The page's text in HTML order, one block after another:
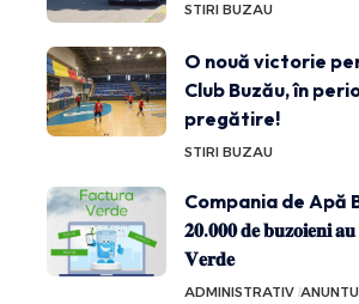
STIRI BUZAU
O nouă victorie
Club Buzău, în
pregătire!
STIRI BUZAU
Compania de Apă
𝟐𝟎.𝟎𝟎𝟎 𝐝𝐞 𝐛𝐮𝐳𝐨𝐢𝐞𝐧𝐢 𝐚𝐮
𝐕𝐞𝐫𝐝𝐞
ADMINISTRATIV